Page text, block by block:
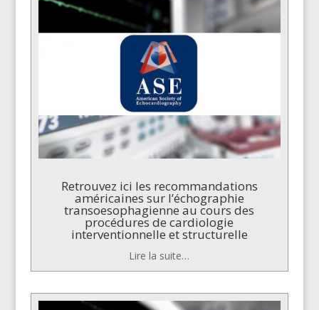
Retrouvez ici les recommandations
américaines sur l’échographie
transoesophagienne au cours des
procédures de cardiologie
interventionnelle et structurelle
Lire la suite…